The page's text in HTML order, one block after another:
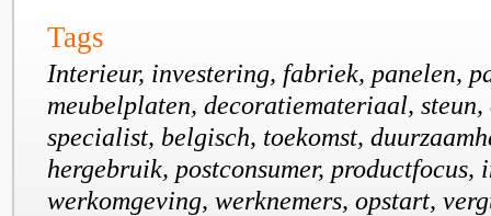
Tags
Interieur, investering, fabriek, panelen,
meubelplaten, decoratiemateriaal,
specialist, belgisch, toekomst,
hergebruik, postconsumer, productfocus,
werkomgeving, werknemers, opstart,